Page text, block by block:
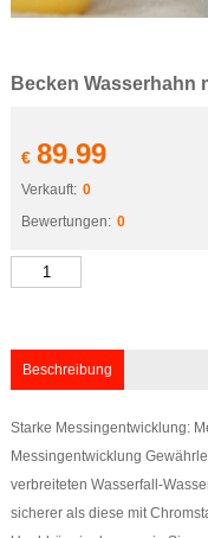
Becken Wasserhahn
€ 89.99
Verkauft: 0
Bewertungen: 0
Beschreibung
Starke Messingentwicklung:
Messingentwicklung
verbreiteten Wasserfall-
sicherer als diese mit